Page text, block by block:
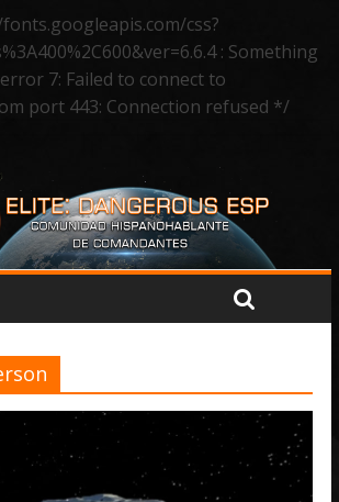
css?
: Something
7: Failed to connect to
port 443: Connection refused */